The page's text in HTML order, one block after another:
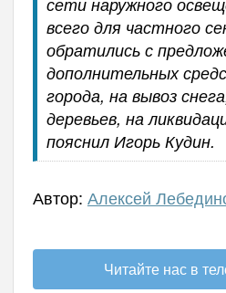
всего для частного
обратились с
дополнительных
города, на вывоз
деревьев, на
пояснил Игорь Кудин.
Автор: Алексей
Читайте нас в